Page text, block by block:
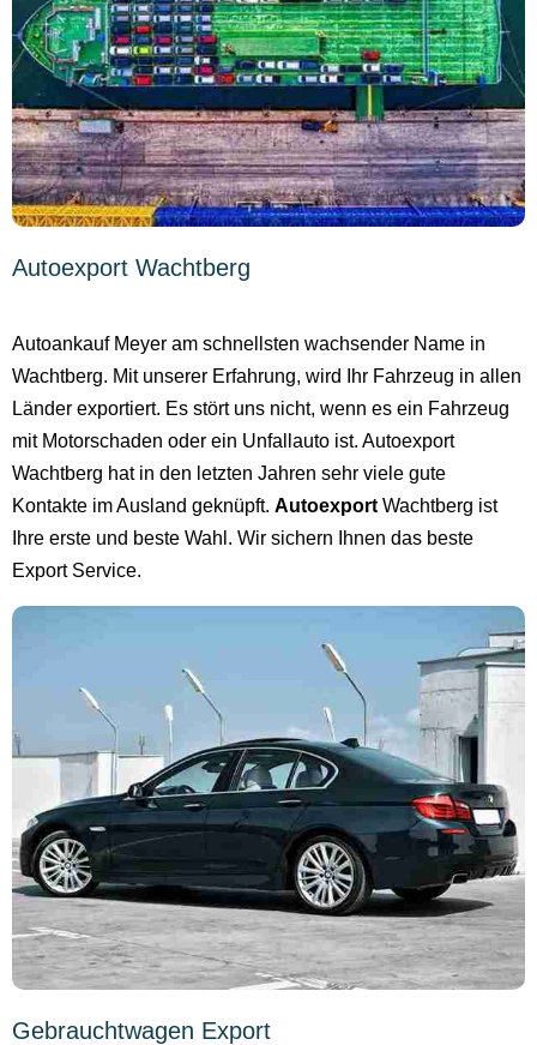
Autoexport Wachtberg
Autoankauf Meyer am schnellsten wachsender Name in
Wachtberg. Mit unserer Erfahrung, wird Ihr Fahrzeug in allen
Länder exportiert. Es stört uns nicht, wenn es ein Fahrzeug
mit Motorschaden oder ein Unfallauto ist. Autoexport
Wachtberg hat in den letzten Jahren sehr viele gute
Kontakte im Ausland geknüpft. Autoexport Wachtberg ist
Ihre erste und beste Wahl. Wir sichern Ihnen das beste
Export Service.
Gebrauchtwagen Export